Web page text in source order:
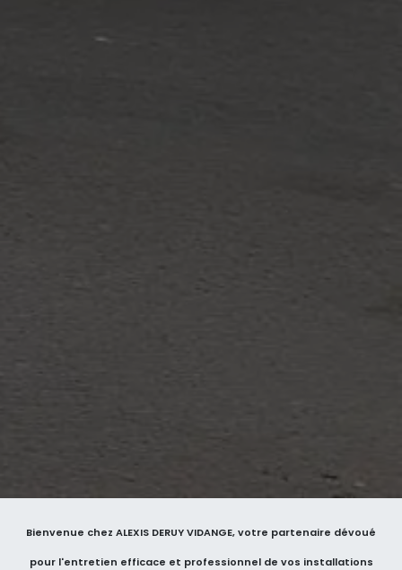
Bienvenue chez ALEXIS DERUY VIDANGE, votre partenaire dévoué
pour l'entretien efficace et professionnel de vos installations